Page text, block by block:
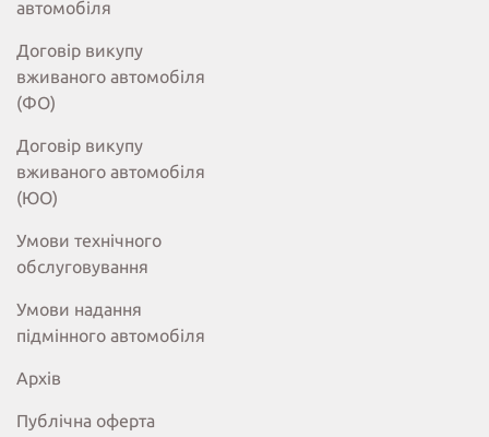
автомобіля
Договір викупу
вживаного автомобіля
(ФО)
Договір викупу
вживаного автомобіля
(ЮО)
Умови технічного
обслуговування
Умови надання
підмінного автомобіля
Архів
Публічна оферта